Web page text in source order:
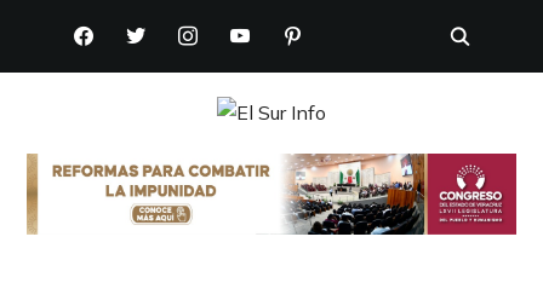
FACEBOOKTWITTERINSTAGRAMYOUTUBEPINTEREST